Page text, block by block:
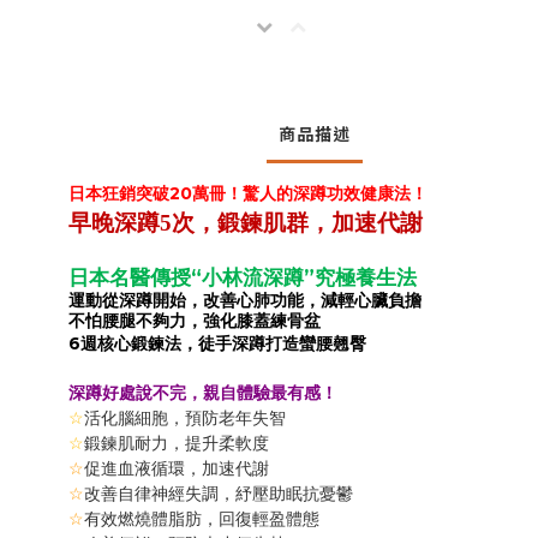
商品描述
日本狂銷突破20萬冊！驚人的深蹲功效健康法！
早晚深蹲5次，鍛鍊肌群，加速代謝
日本名醫傳授“小林流深蹲”究極養生法
運動從深蹲開始，改善心肺功能，減輕心臟負擔
不怕腰腿不夠力，強化膝蓋練骨盆
6週核心鍛鍊法，徒手深蹲打造蠻腰翹臀
深蹲好處說不完，親自體驗最有感！
☆活化腦細胞，預防老年失智
☆鍛鍊肌耐力，提升柔軟度
☆促進血液循環，加速代謝
☆改善自律神經失調，紓壓助眠抗憂鬱
☆有效燃燒體脂肪，回復輕盈體態